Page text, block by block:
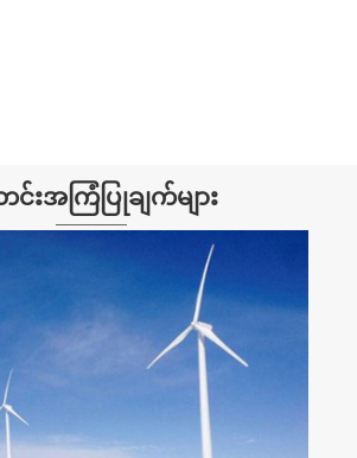
းအကြံပြုချက်များ